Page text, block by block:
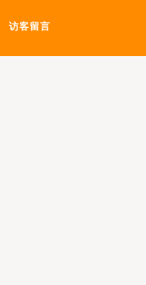
访客留言